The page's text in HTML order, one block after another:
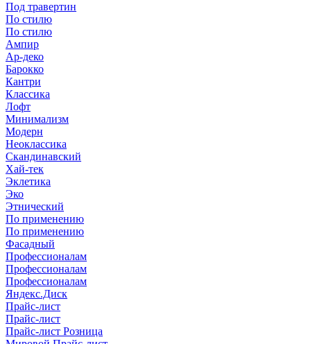
Под травертин
По стилю
По стилю
Ампир
Ар-деко
Барокко
Кантри
Классика
Лофт
Минимализм
Модерн
Неоклассика
Скандинавский
Хай-тек
Эклетика
Эко
Этнический
По применению
По применению
Фасадный
Профессионалам
Профессионалам
Профессионалам
Яндекс.Диск
Прайс-лист
Прайс-лист
Прайс-лист Розница